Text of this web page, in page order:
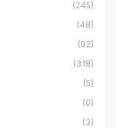
(245)
(48)
(92)
(318)
(5)
(0)
(3)